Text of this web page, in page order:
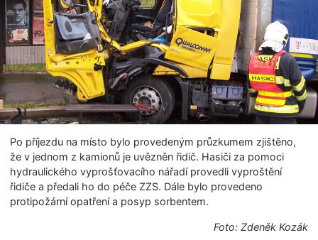
Po příjezdu na místo bylo provedeným průzkumem zjištěno,
že v jednom z kamionů je uvězněn řidič. Hasiči za pomoci
hydraulického vyprošťovacího nářadí provedli vyproštění
řidiče a předali ho do péče ZZS. Dále bylo provedeno
protipožární opatření a posyp sorbentem.
Foto: Zdeněk Kozák